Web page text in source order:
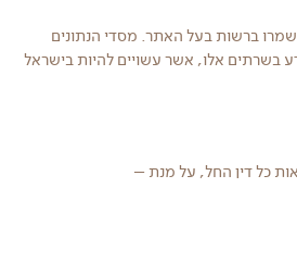
ברשות בעל האתר. מסדי הנתונים
אלו, אשר עשויים להיות בישראל
כל דין החל, על מנת –